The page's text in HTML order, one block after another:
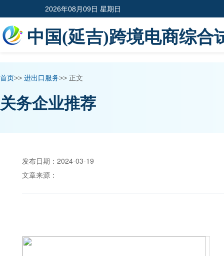
2026年08月09日 星期日
中国(延吉)跨境电商综合
首页>> 进出口服务>> 正文
关务企业推荐
发布日期： 2024-03-19
文章来源：